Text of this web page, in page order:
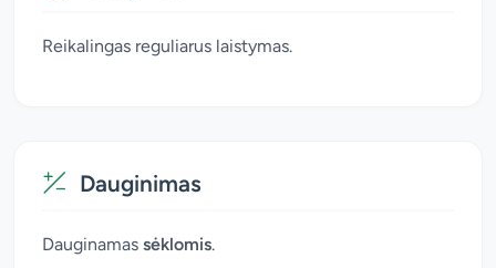
Reikalingas reguliarus laistymas.
Dauginimas
Dauginamas sėklomis.